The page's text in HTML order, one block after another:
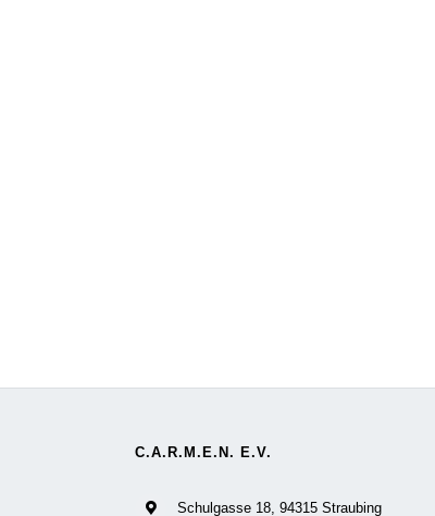
C.A.R.M.E.N. E.V.
Schulgasse 18, 94315 Straubing